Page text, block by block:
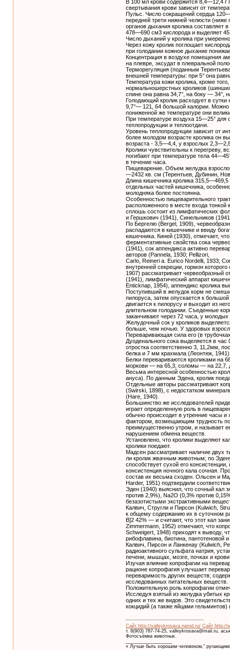
В 100 мл крови содержится 8,4—12,4
свертывания крови зависит от
Пульс. Число сокращений сердца
передней трети нижней челюсти
органов дыхания кролика составляет
478—690 см3 кислорода и выделяет
Число дыханий у кролика при
Через кожу кролик поглощает
при голодании кожное дыхание
Концентрация в воздухе помещения
на плевре, эксудат в плевральной
Терморегуляция (поданным
внешней температуры: при 5° она
Температура кожи кролика, кроме
нормальношерстных кроликов
спине она равна 34,7°, на боку — 34°,
Голодающий кролик расходует в
9,7°— 121, 64 большой калории. Можно
пониженной же температуре они
При температуре воздуха 15—25° для
теплопродукции и теплоотдачи.
Уровень теплопродукции зависит от
более молодом возрасте кролика он
возраста - 3,5—4,4, у взрослых
Кролики чувствительны к перегреву,
погибают при температуре тела
в течение часа.
Пищеварение. Объем желудка
—2432 кв. см (Терентьев, Дубинин,
Длина кишечника кролика
отдельных частей кишечника,
молодняка более постоянна.
Особенностью пищеварительного
расположенного в месте входа тонкой
сплошь состоит из лимфатических
и Гершкович (1941), Синельников
По Бергелю (Bergel, 1909),
распадаются в кишечнике и ввиду
кишечника. Киней (1930), отмечает,
ферментативные свойства сока
(1941), сок аппендикса активно
авторов (Pannela, 1930; Pellizori,
Carlo, Reineri a. Eurico Nordelli, 1933;
внутренней секреции, гормон
1907) рассматривает червеобразный
(1941), лимфатический аппарат
Enticknap, 1954), аппендикс кролика
Поступивший в желудок корм не
пилоруса, затем опускается к
двигается к пилорусу и выходит из
длительном голодании. Съеденные
заканчивают через 72 часа, у
Желудочный сок у кроликов
больше, чем ночью. У здоровых
Переваривающая сила его (в
Дуоденального сока выделяется в
отростка соответственно 3, 11,2мм,
белка и 7 мм крахмала (Леонтюк,
Белки перевариваются кроликами на
моркови — на 65,3, соломы — на 22,7,
Весьма интересной особенностью
ануса). По данным Эдена, кролик
Отдельные авторы рассматривают
(Swirski, 1898), с недостатком
(Hare, 1940).
Большинство же исследователей
играет определенную роль в
обычно происходит в утренние часы и
фактором, возмещающим трудность
преимущественно утром, и называет
нарушением обмена веществ.
Установлено, что кролики выделяют
кролики поедают.
Мадсен рассматривает наличие двух
ли кролик жвачным животным; по
способствует сухой его
консистенция ночного кала сочная.
состав их весьма сходен. Ольсен и
Harder, 1951) подтвердили
Эден (1940) выяснил, что сочный кал
против 2,9%), Na2O (0,3% против
безазотистыми экстрактивными
Калвич, Стругли и Пирсон (Kulwich,
к общему содержанию их в суточном
В]2 42% — и считают, что этот кал
Zimmermann, 1952) отмечают, что
Schweigert, 1948) приходят к выводу,
рибофлавина, биотина, пантотеновой
Калвич, Пирсон и Ланкенау (Kulwich,
радиоактивного сульфата натрия,
печени, мышцах, мозге, почках и крови
Изучая влияние копрофагии на
рационе копрофагия улучшает
переваримость других веществ;
исследованных питательных веществ.
Положительную роль копрофагии
Исследуя взятый из желудка убитых
одних и тех же видов. Это
кокцидий (а также яйцами
Сайт http://valleykrosava.narod.ru/ Сайт http://
т. 8(903) 787-74-25, valleykrosava@mail.ru,
Фотосъёмка животных.
« Лучше быть хорошим человеком,"